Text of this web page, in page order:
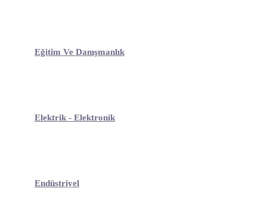
Eğitim Ve Danışmanlık
Elektrik - Elektronik
Endüstriyel